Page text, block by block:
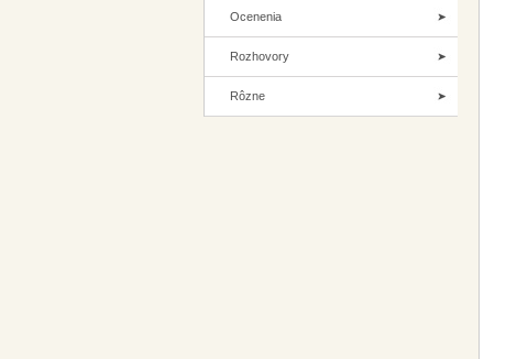
Ocenenia
Rozhovory
Rôzne